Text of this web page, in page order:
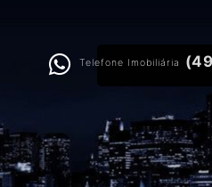
Telefone Imobiliária